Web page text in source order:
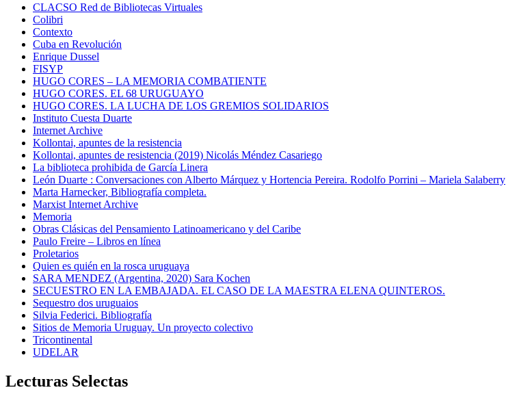
CLACSO Red de Bibliotecas Virtuales
Colibri
Contexto
Cuba en Revolución
Enrique Dussel
FISYP
HUGO CORES – LA MEMORIA COMBATIENTE
HUGO CORES. EL 68 URUGUAYO
HUGO CORES. LA LUCHA DE LOS GREMIOS SOLIDARIOS
Instituto Cuesta Duarte
Internet Archive
Kollontai, apuntes de la resistencia
Kollontai, apuntes de resistencia (2019) Nicolás Méndez Casariego
La biblioteca prohibida de García Linera
León Duarte : Conversaciones con Alberto Márquez y Hortencia Pereira. Rodolfo Porrini – Mariela Salaberry
Marta Harnecker, Bibliografía completa.
Marxist Internet Archive
Memoria
Obras Clásicas del Pensamiento Latinoamericano y del Caribe
Paulo Freire – Libros en línea
Proletarios
Quien es quién en la rosca uruguaya
SARA MENDEZ (Argentina, 2020) Sara Kochen
SECUESTRO EN LA EMBAJADA. EL CASO DE LA MAESTRA ELENA QUINTEROS.
Sequestro dos uruguaios
Silvia Federici. Bibliografía
Sitios de Memoria Uruguay. Un proyecto colectivo
Tricontinental
UDELAR
Lecturas Selectas